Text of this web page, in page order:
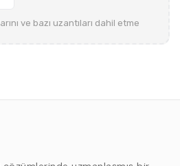
ve bazı uzantıları dahil etme